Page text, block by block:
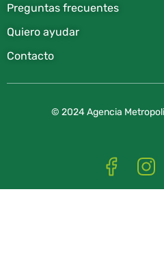
Preguntas frecuentes
Quiero ayudar
Contacto
© 2024 Agencia